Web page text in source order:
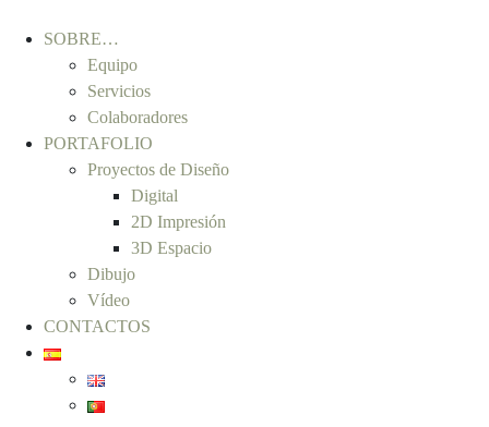
SOBRE…
Equipo
Servicios
Colaboradores
PORTAFOLIO
Proyectos de Diseño
Digital
2D Impresión
3D Espacio
Dibujo
Vídeo
CONTACTOS